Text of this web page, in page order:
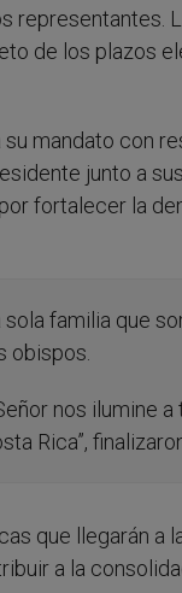
representantes.
de los plazos
mandato con
junto a
fortalecer la
familia que
obispos.
nos ilumine a
Rica”,
que llegarán a
a la